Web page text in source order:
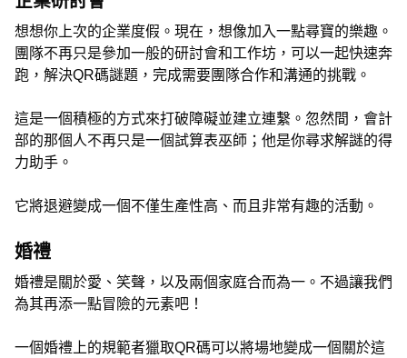
想想你上次的企業度假。現在，想像加入一點尋寶的樂趣。
團隊不再只是參加一般的研討會和工作坊，可以一起快速奔
跑，解決QR碼謎題，完成需要團隊合作和溝通的挑戰。
這是一個積極的方式來打破障礙並建立連繫。忽然間，會計
部的那個人不再只是一個試算表巫師；他是你尋求解謎的得
力助手。
它將退避變成一個不僅生產性高、而且非常有趣的活動。
婚禮
婚禮是關於愛、笑聲，以及兩個家庭合而為一。不過讓我們
為其再添一點冒險的元素吧！
一個婚禮上的規範者獵取QR碼可以將場地變成一個關於這